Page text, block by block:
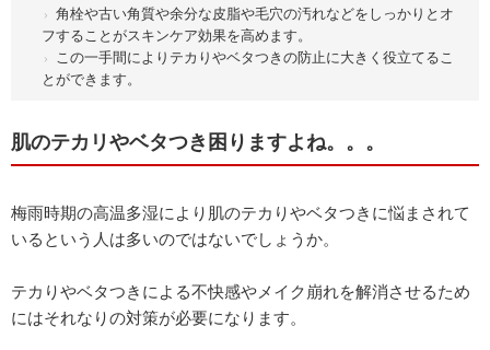
角栓や古い角質や余分な皮脂や毛穴の汚れなどをしっかりとオ
フすることがスキンケア効果を高めます。
この一手間によりテカりやベタつきの防止に大きく役立てるこ
とができます。
肌のテカリやベタつき困りますよね。。。
梅雨時期の高温多湿により肌のテカりやベタつきに悩まされて
いるという人は多いのではないでしょうか。
テカりやベタつきによる不快感やメイク崩れを解消させるため
にはそれなりの対策が必要になります。